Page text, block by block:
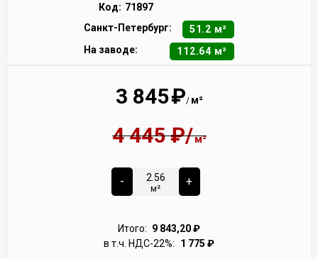
Код: 71897
Санкт-Петербург:
51.2 м²
На заводе:
112.64 м²
3 845₽/ м²
4 445 ₽/м²
-
м²
+
Итого: 9 843,20₽
в т.ч. НДС-22%:
1 775 ₽